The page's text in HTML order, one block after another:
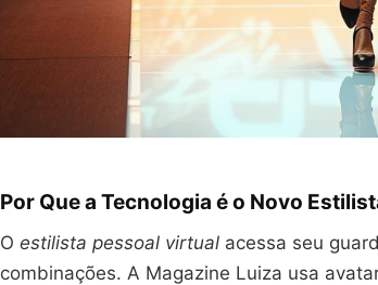
Por Que a Tecnologia é o Novo
O estilista pessoal virtual acessa seu
combinações. A Magazine Luiza usa